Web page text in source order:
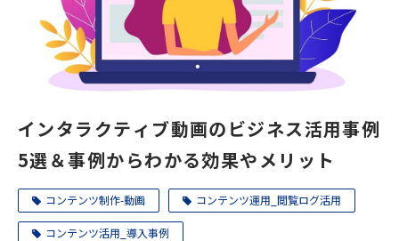
インタラクティブ動画のビジネス活用事例
5選＆事例からわかる効果やメリット
コンテンツ制作-動画 コンテンツ運用_閲覧ログ活用
コンテンツ活用_導入事例